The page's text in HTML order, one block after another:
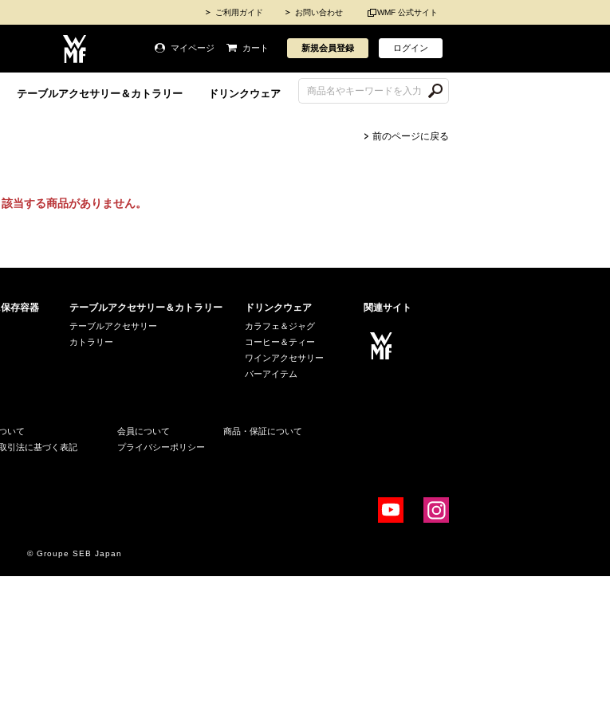
ご利用ガイド お問い合わせ WMF 公式サイト
マイページ カート 新規会員登録 ログイン
テーブルアクセサリー＆カトラリー ドリンクウェア
前のページに戻る
該当する商品がありません。
存容器 テーブルアクセサリー＆カトラリー
テーブルアクセサリー
カトラリー
ドリンクウェア
カラフェ＆ジャグ
コーヒー＆ティー
ワインアクセサリー
バーアイテム
いて 会員について
商品・保証について
引法に基づく表記 プライバシーポリシー
関連サイト
© Groupe SEB Japan